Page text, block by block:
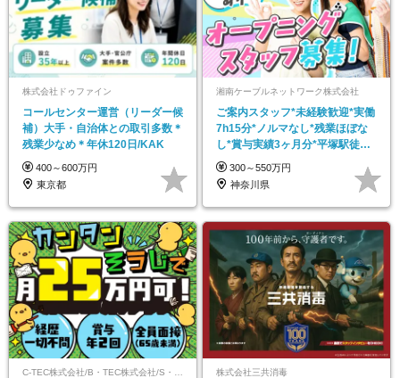
株式会社ドゥファイン
コールセンター運営（リーダー候
補）大手・自治体との取引多数＊
残業少なめ＊年休120日/KAK
400～600万円
東京都
湘南ケーブルネットワーク株式会社
ご案内スタッフ*未経験歓迎*実働
7h15分*ノルマなし*残業ほぼな
し*賞与実績3ヶ月分*平塚駅徒歩3
分
300～550万円
神奈川県
株式会社三共消毒